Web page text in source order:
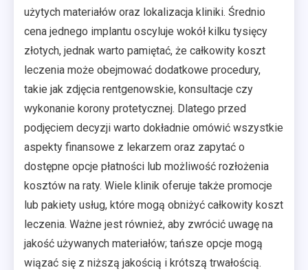
użytych materiałów oraz lokalizacja kliniki. Średnio
cena jednego implantu oscyluje wokół kilku tysięcy
złotych, jednak warto pamiętać, że całkowity koszt
leczenia może obejmować dodatkowe procedury,
takie jak zdjęcia rentgenowskie, konsultacje czy
wykonanie korony protetycznej. Dlatego przed
podjęciem decyzji warto dokładnie omówić wszystkie
aspekty finansowe z lekarzem oraz zapytać o
dostępne opcje płatności lub możliwość rozłożenia
kosztów na raty. Wiele klinik oferuje także promocje
lub pakiety usług, które mogą obniżyć całkowity koszt
leczenia. Ważne jest również, aby zwrócić uwagę na
jakość używanych materiałów; tańsze opcje mogą
wiązać się z niższą jakością i krótszą trwałością.